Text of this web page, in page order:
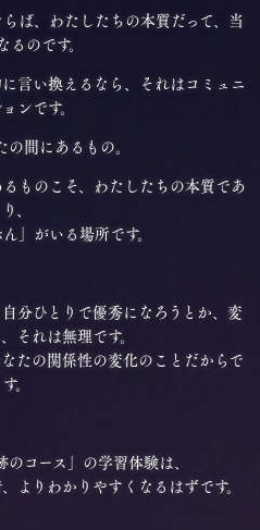
ば、わたしたちの本質だって、当
るのです。
言い換えるなら、それはコミュニ
ンです。
の間にあるもの。
ものこそ、わたしたちの本質であ
り、
」がいる場所です。
分ひとりで優秀になろうとか、変
それは無理です。
たの関係性の変化のことだからで
す。
のコース」の学習体験は、
よりわかりやすくなるはずです。